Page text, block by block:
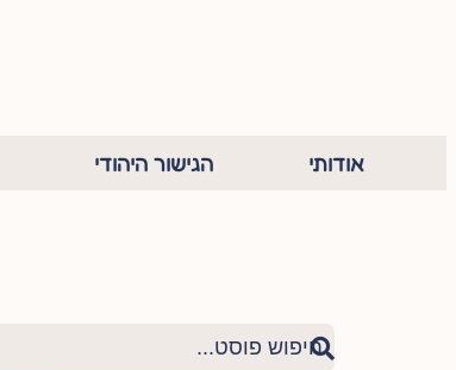
אודותי הגישור היהודי